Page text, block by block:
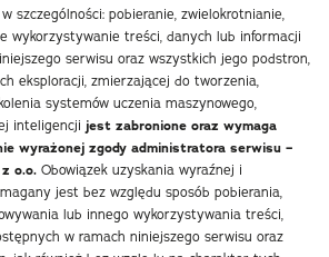
szczególności: pobieranie, zwielokrotnianie,
wykorzystywanie treści, danych lub informacji
serwisu oraz wszystkich jego podstron,
eksploracji, zmierzającej do tworzenia,
systemów uczenia maszynowego,
inteligencji jest zabronione oraz wymaga
wyrażonej zgody administratora serwisu –
o.o. Obowiązek uzyskania wyraźnej i
jest bez względu sposób pobierania,
lub innego wykorzystywania treści,
w ramach niniejszego serwisu oraz